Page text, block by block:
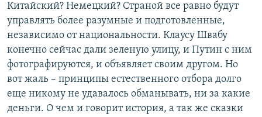
Китайский? Немецкий? Страной все равно будут
управлять более разумные и подготовленные,
независимо от национальности. Клаусу Швабу
конечно сейчас дали зеленую улицу, и Путин с ним
фотографируются, и объявляет своим другом. Но
вот жаль – принципы естественного отбора долго
еще никому не удавалось обманывать, ни за какие
деньги. О чем и говорит история, а так же сказки